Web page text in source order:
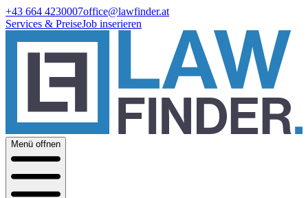
+43 664 4230007office@lawfinder.at
Services & PreiseJob inserieren
Menü offnen